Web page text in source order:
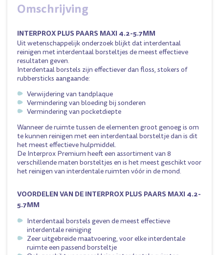
Omschrijving
INTERPROX PLUS PAARS MAXI 4.2-5.7MM
Uit wetenschappelijk onderzoek blijkt dat interdentaal
reinigen met interdentaal borsteltjes de meest effectieve
resultaten geven.
Interdentaal borstels zijn effectiever dan floss, stokers of
rubbersticks aangaande:
Verwijdering van tandplaque
Vermindering van bloeding bij sonderen
Vermindering van pocketdiepte
Wanneer de ruimte tussen de elementen groot genoeg is om
te kunnen reinigen met een interdentaal borsteltje dan is dit
het meest effectieve hulpmiddel.
De Interprox Premium heeft een assortiment van 8
verschillende maten borsteltjes en is het meest geschikt voor
het reinigen van interdentale ruimten vóór in de mond.
VOORDELEN VAN DE INTERPROX PLUS PAARS MAXI 4.2-
5.7MM
Interdentaal borstels geven de meest effectieve
interdentale reiniging
Zeer uitgebreide maatvoering, voor elke interdentale
ruimte een passend borsteltje